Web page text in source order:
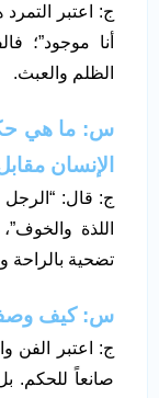
ج: اعتبر التمرد
أنا موجود”؛
الظلم والعبث.
س: ما هي
الإنسان
ج: قال: “الرجل
اللذة
تضحية بالراحة
س: كيف وصف
ج: اعتبر الفن
صانعاً للحكم.